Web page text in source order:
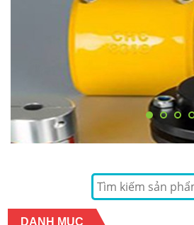
DANH MỤC